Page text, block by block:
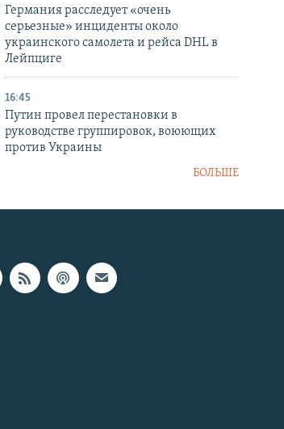
Германия расследует «очень
серьезные» инциденты около
украинского самолета и рейса DHL в
Лейпциге
16:45
Путин провел перестановки в
руководстве группировок, воюющих
против Украины
БОЛЬШЕ